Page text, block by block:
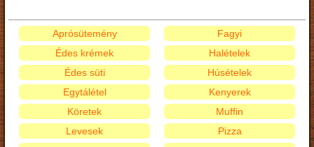
Aprósütemény
Édes krémek
Édes süti
Egytálétel
Fagyi
Halételek
Húsételek
Kenyerek
Köretek
Levesek
Muffin
Pizza